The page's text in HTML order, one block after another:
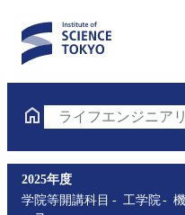
ライフエンジニア
2025年度
学院等開講科目
工学院